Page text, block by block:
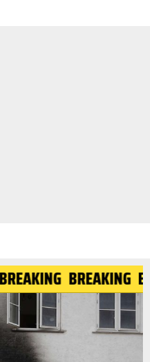
BREAKING BREAKING